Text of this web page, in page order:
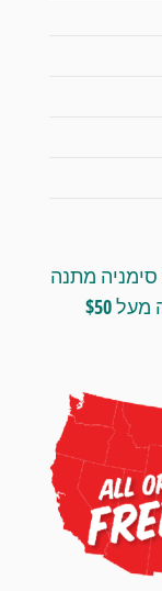
סימניה מתנה
בכל רכישה ומשלוחים חינם ברכישה מעל $50